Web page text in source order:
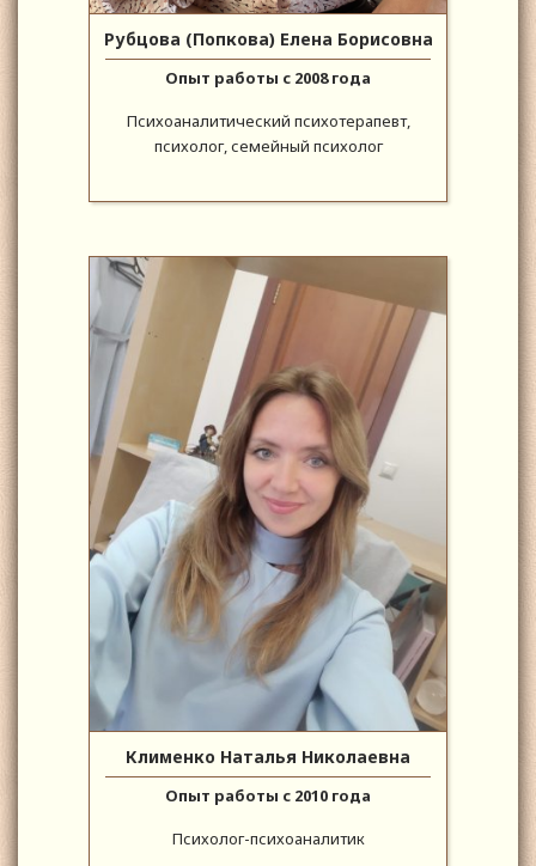
Рубцова (Попкова) Елена Борисовна
Опыт работы с 2008 года
Психоаналитический психотерапевт,
психолог, семейный психолог
Клименко Наталья Николаевна
Опыт работы с 2010 года
Психолог-психоаналитик